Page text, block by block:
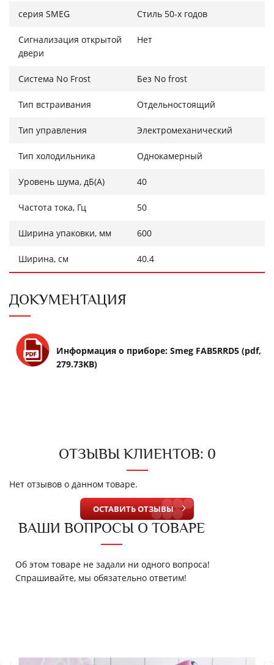
серия SMEG Стиль 50-х годов
Сигнализация открытой
двери
Нет
Система No Frost Без No frost
Тип встраивания Отдельностоящий
Тип управления Электромеханический
Тип холодильника Однокамерный
Уровень шума, дБ(А) 40
Частота тока, Гц 50
Ширина упаковки, мм 600
Ширина, см 40.4
ДОКУМЕНТАЦИЯ
Информация о приборе: Smeg FAB5RRD5 (pdf,
279.73KB)
ОТЗЫВЫ КЛИЕНТОВ: 0
Нет отзывов о данном товаре.
ОСТАВИТЬ ОТЗЫВЫ
ВАШИ ВОПРОСЫ О ТОВАРЕ
Об этом товаре не задали ни одного вопроса!
Спрашивайте, мы обязательно ответим!